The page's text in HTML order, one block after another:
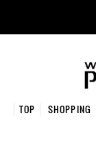
TOP SHOPPING